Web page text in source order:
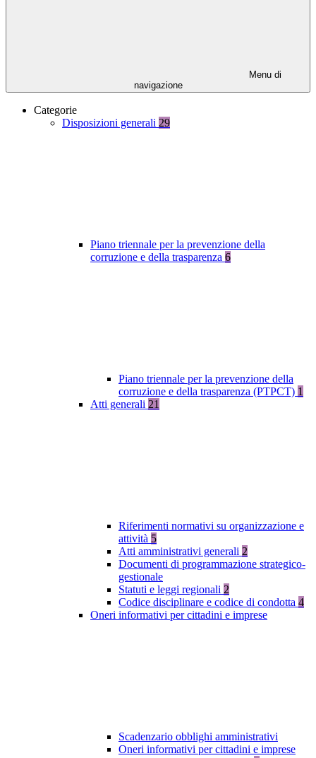
Menu di
navigazione
Categorie
Disposizioni generali 29
Piano triennale per la prevenzione della
corruzione e della trasparenza 6
Piano triennale per la prevenzione della
corruzione e della trasparenza (PTPCT) 1
Atti generali 21
Riferimenti normativi su organizzazione e
attività 5
Atti amministrativi generali 2
Documenti di programmazione strategico-
gestionale
Statuti e leggi regionali 2
Codice disciplinare e codice di condotta 4
Oneri informativi per cittadini e imprese
Scadenzario obblighi amministrativi
Oneri informativi per cittadini e imprese